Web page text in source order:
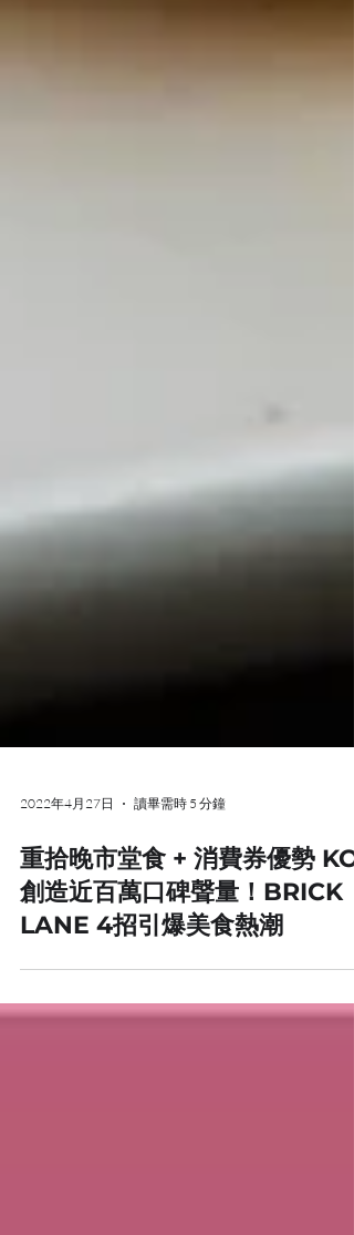
2022年4月27日 讀畢需時 5 分鐘
重拾晚市堂食 + 消費券優勢
創造近百萬口碑聲量！BRICK
LANE 4招引爆美食熱潮